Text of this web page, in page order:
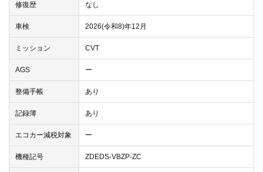
修復歴 なし
車検 2026(令和8)年12月
ミッション CVT
AGS ー
整備手帳 あり
記録簿 あり
エコカー減税対象 ー
機種記号 ZDEDS-VBZP-ZC